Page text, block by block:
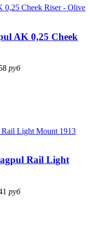
AK 0,25 Cheek
руб
Rail Light
руб